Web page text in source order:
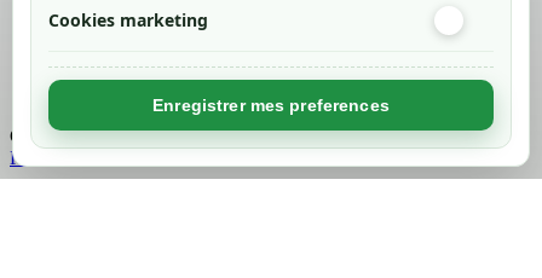
Cookies marketing
Enregistrer mes preferences
Created byNageoconcept
Chargement...
Retour en haut